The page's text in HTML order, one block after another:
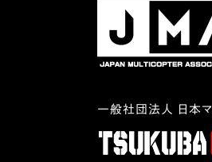
一般社団法人 日本